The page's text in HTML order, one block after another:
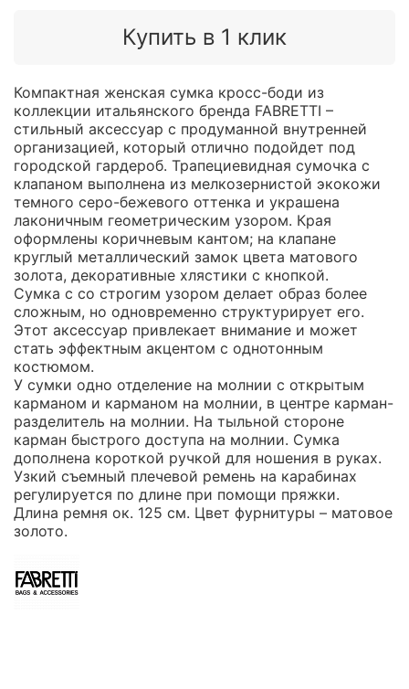
Купить в 1 клик
Компактная женская сумка кросс-боди из
коллекции итальянского бренда FABRETTI –
стильный аксессуар с продуманной внутренней
организацией, который отлично подойдет под
городской гардероб. Трапециевидная сумочка с
клапаном выполнена из мелкозернистой экокожи
темного серо-бежевого оттенка и украшена
лаконичным геометрическим узором. Края
оформлены коричневым кантом; на клапане
круглый металлический замок цвета матового
золота, декоративные хлястики с кнопкой.
Сумка с со строгим узором делает образ более
сложным, но одновременно структурирует его.
Этот аксессуар привлекает внимание и может
стать эффектным акцентом с однотонным
костюмом.
У сумки одно отделение на молнии с открытым
карманом и карманом на молнии, в центре карман-
разделитель на молнии. На тыльной стороне
карман быстрого доступа на молнии. Сумка
дополнена короткой ручкой для ношения в руках.
Узкий съемный плечевой ремень на карабинах
регулируется по длине при помощи пряжки.
Длина ремня ок. 125 см. Цвет фурнитуры – матовое
золото.